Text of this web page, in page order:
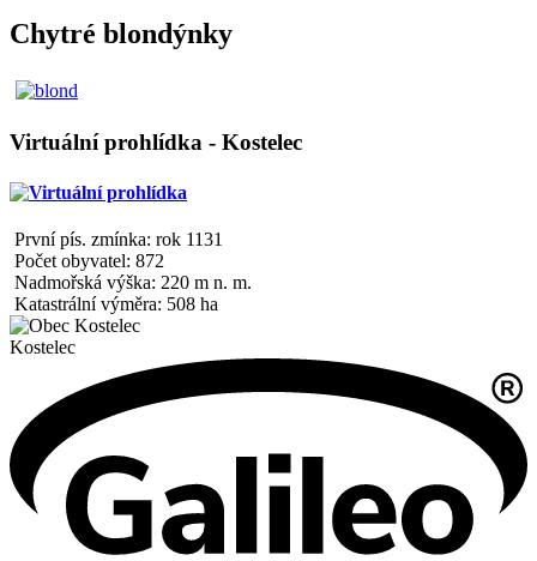
Chytré blondýnky
Virtuální prohlídka - Kostelec
První pís. zmínka: rok 1131
Počet obyvatel: 872
Nadmořská výška: 220 m n. m.
Katastrální výměra: 508 ha
Kostelec